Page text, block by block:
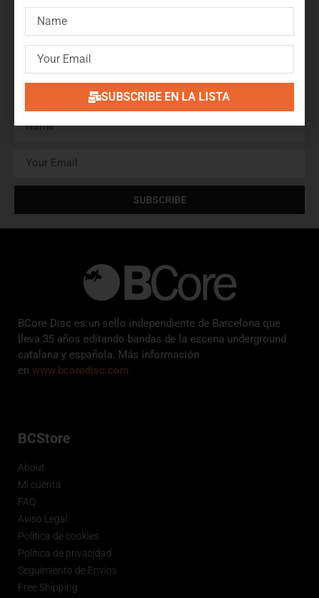
Suscríbete a nuestra newsletter
¡Regístrate para recibir correos de BCore y obtén en
primicia detalles de nuevos productos, ofertas, contenido
exclusivo, eventos y mucho más!
SUBSCRIBE
BCore Disc es un sello independiente de Barcelona que
lleva 35 años editando bandas de la escena underground
catalana y española. Más información
en www.bcoredisc.com
BCStore
About
Mi cuenta
FAQ
Aviso Legal
Política de cookies
Política de privacidad
Seguimiento de Envios
Free Shipping
SUBSCRIBE EN LA LISTA